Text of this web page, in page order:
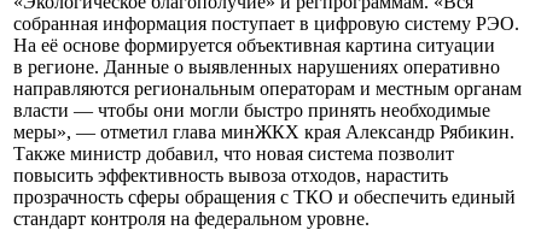
собранная информация поступает в цифровую систему РЭО.
На её основе формируется объективная картина ситуации
в регионе. Данные о выявленных нарушениях оперативно
направляются региональным операторам и местным органам
власти — чтобы они могли быстро принять необходимые
меры», — отметил глава минЖКХ края Александр Рябикин.
Также министр добавил, что новая система позволит
повысить эффективность вывоза отходов, нарастить
прозрачность сферы обращения с ТКО и обеспечить единый
стандарт контроля на федеральном уровне.